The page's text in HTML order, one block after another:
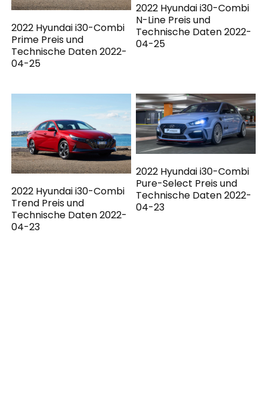
2022 Hyundai i30-Combi
Prime Preis und
Technische Daten 2022-
04-25
2022 Hyundai i30-Combi
N-Line Preis und
Technische Daten 2022-
04-25
2022 Hyundai i30-Combi
Trend Preis und
Technische Daten 2022-
04-23
2022 Hyundai i30-Combi
Pure-Select Preis und
Technische Daten 2022-
04-23